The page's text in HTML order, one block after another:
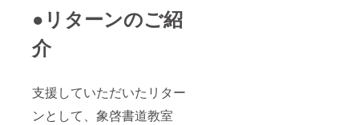
●リターンのご紹
介
支援していただいたリター
ンとして、象啓書道教室